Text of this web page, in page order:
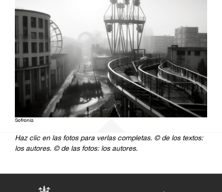
Sofronia
Haz clic en las fotos para verlas completas. © de los textos:
los autores. © de las fotos: los autores.